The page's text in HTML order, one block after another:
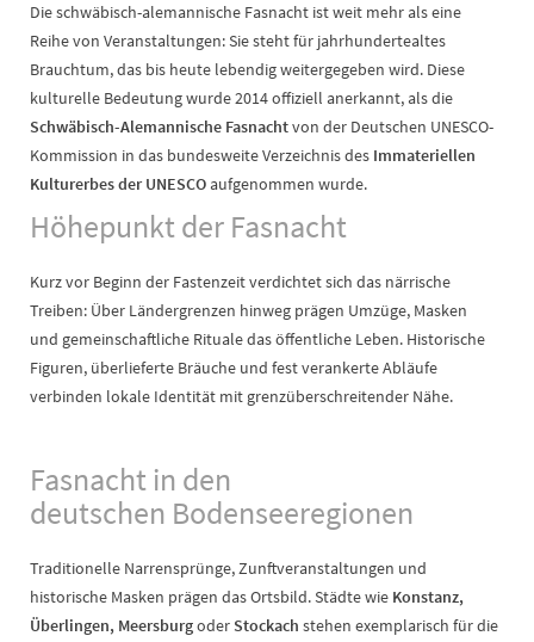
Die schwäbisch-alemannische Fasnacht ist weit mehr als eine
Reihe von Veranstaltungen: Sie steht für jahrhundertealtes
Brauchtum, das bis heute lebendig weitergegeben wird. Diese
kulturelle Bedeutung wurde 2014 offiziell anerkannt, als die
Schwäbisch-Alemannische Fasnachtvon der Deutschen UNESCO-
Kommission in das bundesweite Verzeichnis des Immateriellen
Kulturerbes der UNESCOaufgenommen wurde.
Höhepunkt der Fasnacht
Kurz vor Beginn der Fastenzeit verdichtet sich das närrische
Treiben: Über Ländergrenzen hinweg prägen Umzüge, Masken
und gemeinschaftliche Rituale das öffentliche Leben. Historische
Figuren, überlieferte Bräuche und fest verankerte Abläufe
verbinden lokale Identität mit grenzüberschreitender Nähe.
Fasnacht in den
deutschen Bodenseeregionen
Traditionelle Narrensprünge, Zunftveranstaltungen und
historische Masken prägen das Ortsbild. Städte wie Konstanz,
Überlingen, Meersburgoder Stockach stehen exemplarisch für die